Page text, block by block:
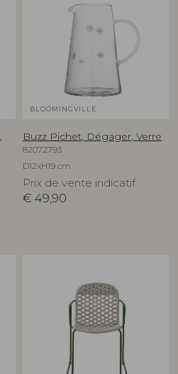
BLOOMINGVILLE
Buzz Pichet, Dégager, Verre
82072793
D12xH19 cm
Prix de vente indicatif
€ 49,90